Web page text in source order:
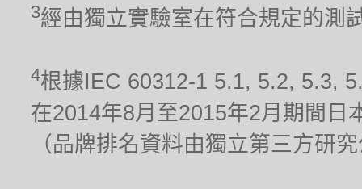
3經由獨立實驗室在符合規定的測
4根據IEC 60312-1 5.1, 5.2, 5.3,
在2014年8月至2015年2月期間日
（品牌排名資料由獨立第三方研